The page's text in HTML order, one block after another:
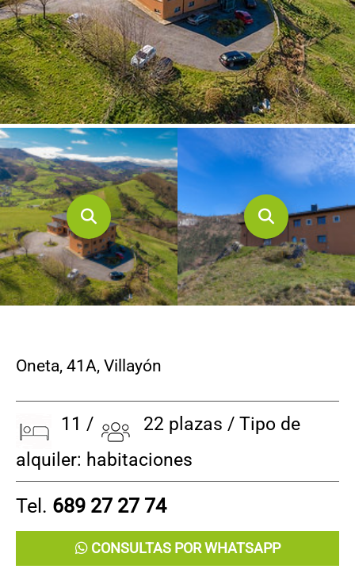
Oneta, 41A, Villayón
11 /
22 plazas / Tipo de
alquiler: habitaciones
Tel. 689 27 27 74
CONSULTAS POR WHATSAPP